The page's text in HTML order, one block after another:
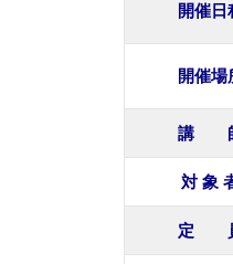
開催日
開催場
講
対 象
定